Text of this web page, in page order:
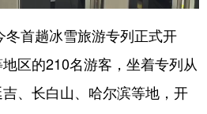
福建 江西
湖北 湖南
首趟冰雪旅游专列正式开
区的210名游客，坐着专列从
、长白山、哈尔滨等地，开